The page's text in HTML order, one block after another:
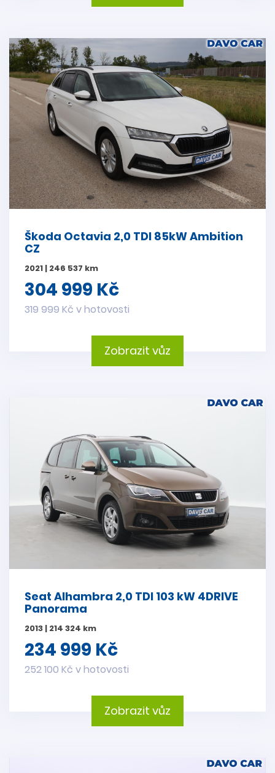
Škoda Octavia 2,0 TDI 85kW Ambition
CZ
2021 | 246 537 km
304 999 Kč
319 999 Kč v hotovosti
Zobrazit vůz
Seat Alhambra 2,0 TDI 103 kW 4DRIVE
Panorama
2013 | 214 324 km
234 999 Kč
252 100 Kč v hotovosti
Zobrazit vůz